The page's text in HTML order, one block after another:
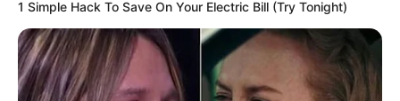
10 Desain Kanopi Tempat
Tidur, Serasa Beristirahat di
Kamar Raja
1 Simple Hack To Save On Your Electric Bill (Try Tonight)